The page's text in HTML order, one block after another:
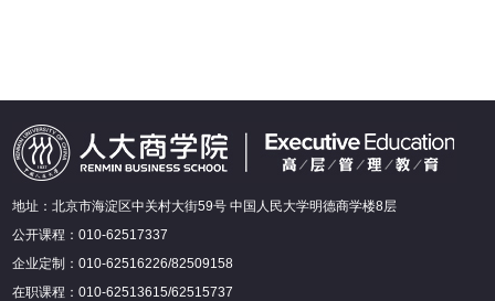
地址：北京市海淀区中关村大街59号 中国人民大学明德商学楼8层
公开课程：010-62517337
企业定制：010-62516226/82509158
在职课程：010-62513615/62515737